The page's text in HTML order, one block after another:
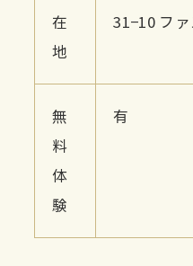
在
地
31−10 フ
無
料
体
験
有